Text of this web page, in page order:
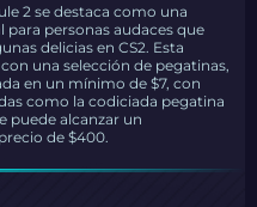
2 se destaca como una
personas audaces que
delicias en CS2. Esta
una selección de pegatinas,
en un mínimo de $7, con
como la codiciada pegatina
puede alcanzar un
de $400.